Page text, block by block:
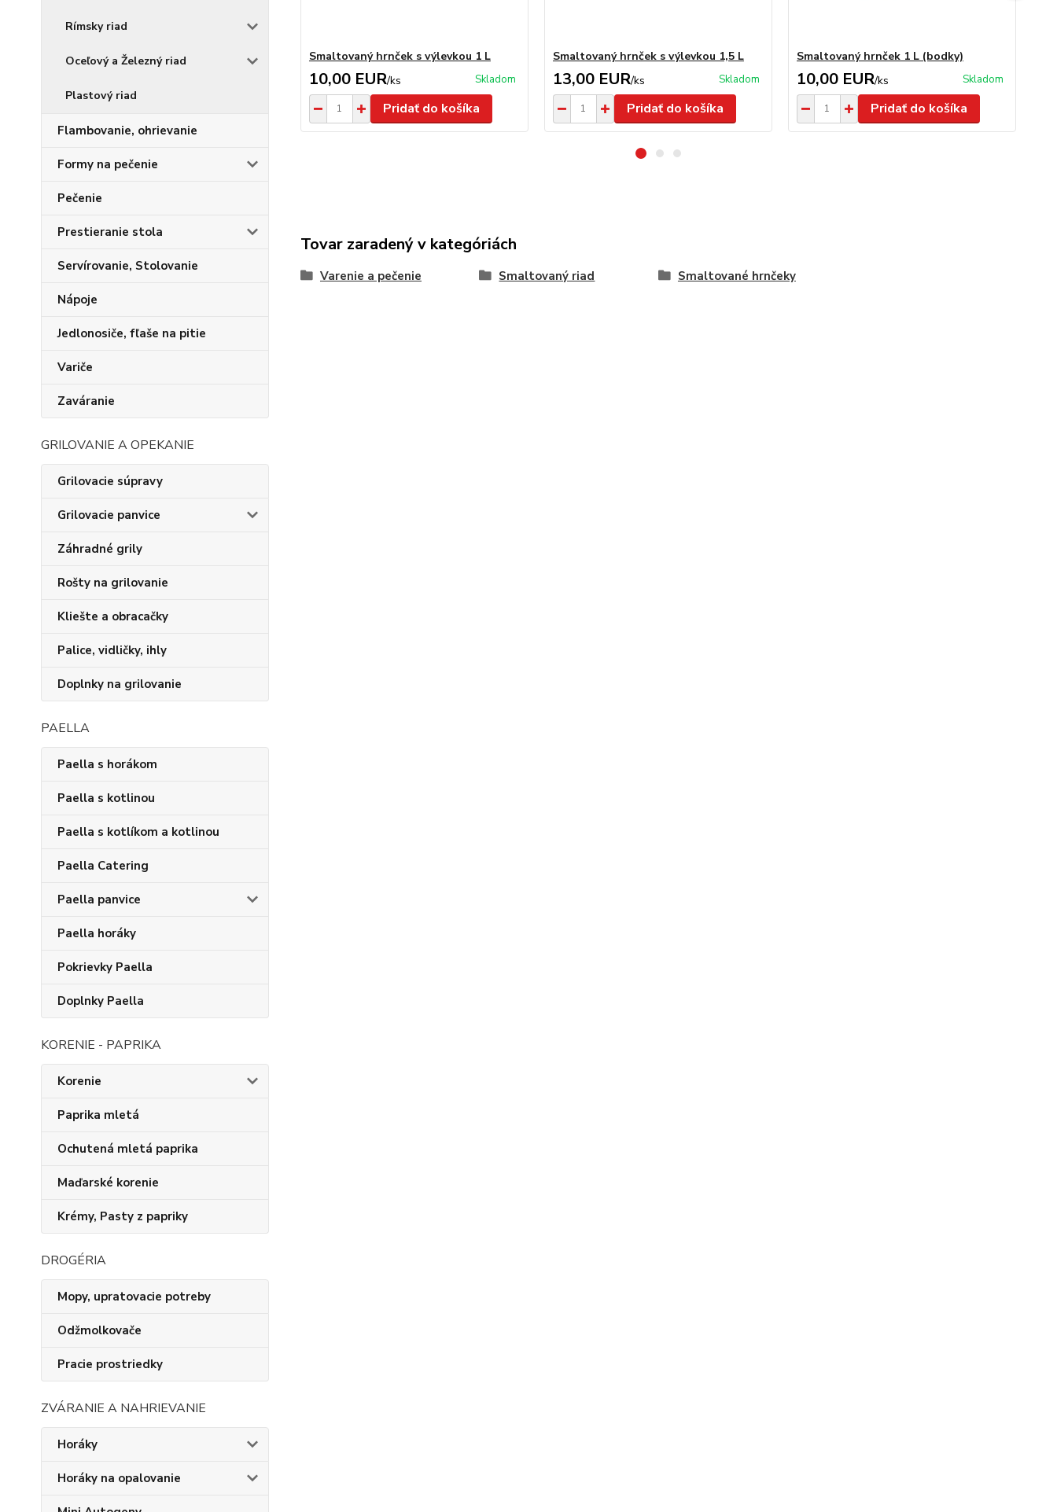
Rímsky riad
Oceľový a Železný riad
Plastový riad
Flambovanie, ohrievanie
Formy na pečenie
Pečenie
Prestieranie stola
Servírovanie, Stolovanie
Nápoje
Jedlonosiče, fľaše na pitie
Variče
Zaváranie
GRILOVANIE A OPEKANIE
Grilovacie súpravy
Grilovacie panvice
Záhradné grily
Rošty na grilovanie
Kliešte a obracačky
Palice, vidličky, ihly
Doplnky na grilovanie
PAELLA
Paella s horákom
Paella s kotlinou
Paella s kotlíkom a kotlinou
Paella Catering
Paella panvice
Paella horáky
Pokrievky Paella
Doplnky Paella
KORENIE - PAPRIKA
Korenie
Paprika mletá
Ochutená mletá paprika
Maďarské korenie
Krémy, Pasty z papriky
DROGÉRIA
Mopy, upratovacie potreby
Odžmolkovače
Pracie prostriedky
ZVÁRANIE A NAHRIEVANIE
Horáky
Horáky na opalovanie
Smaltovaný hrnček s výlevkou 1 L
10,00 EUR/ks Skladom
Pridať do košíka
Smaltovaný hrnček s výlevkou 1,5 L
13,00 EUR/ks Skladom
Pridať do košíka
Smaltovaný hrnček 1 L (bodky)
10,00 EUR/ks Skladom
Pridať do košíka
Tovar zaradený v kategóriách
Varenie a pečenie Smaltovaný riad Smaltované hrnčeky